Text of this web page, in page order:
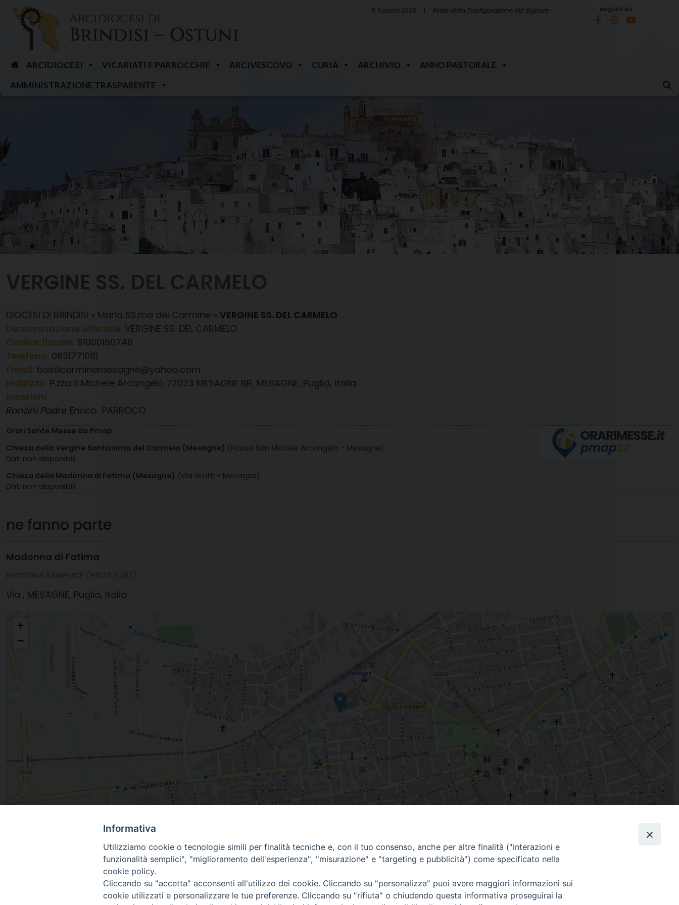
Skip
content
6 Agosto 2026 Festa della Trasfigurazione del Signore seguici su
ARCIDIOCESI VICARIATI E PARROCCHIE ARCIVESCOVO CURIA ARCHIVIO
ANNO PASTORALE
AMMINISTRAZIONE TRASPARENTE
VERGINE SS. DEL CARMELO
DIOCESI DI BRINDISI » Maria SS.ma del Carmine » VERGINE SS. DEL CARMELO
Denominazione ufficiale: VERGINE SS. DEL CARMELO
Codice fiscale: 91000160746
Telefono: 0831771081
Email: basilicarminemesagne@yahoo.com
Indirizzo: P.zza S.Michele Arcangelo 72023 MESAGNE BR, MESAGNE, Puglia, Italia
Incarichi
Ronzini Padre Enrico PARROCO
Orari Sante Messe da Pmap
Chiesa della Vergine Santissima del Carmelo (Mesagne) (Piazza San Michele Arcangelo - Mesagne)
Dati non disponibili
Chiesa della Madonna di Fatima (Mesagne) (Via Grutti - Mesagne)
Dati non disponibili
ne fanno parte
Madonna di Fatima
RETTORIA SEMPLICE (PROT 11/87)
, MESAGNE, Puglia, Italia
+
−
P.zza S.Michele Arcangelo 72023 MESAGNE BR, MESAGNE, Puglia, Italia
Informativa
Utilizziamo cookie o tecnologie simili per finalità tecniche e, con il tuo consenso, anche per altre finalità ("interazioni e
funzionalità semplici", "miglioramento dell'esperienza", "misurazione" e "targeting e pubblicità") come specificato nella
cookie policy.
Cliccando su "accetta" acconsenti all'utilizzo dei cookie. Cliccando su "personalizza" puoi avere maggiori informazioni sui
cookie utilizzati e personalizzare le tue preferenze. Cliccando su "rifiuta" o chiudendo questa informativa proseguirai la